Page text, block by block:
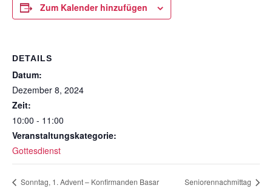
Zum Kalender hinzufügen
DETAILS
Datum:
Dezember 8, 2024
Zeit:
10:00 - 11:00
Veranstaltungskategorie:
Gottesdienst
Sonntag, 1. Advent – Konfirmanden Basar Seniorennachmittag